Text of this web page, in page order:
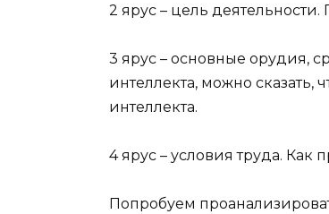
2 ярус – цель
3 ярус – основные орудия,
интеллекта, можно сказать,
интеллекта.
4 ярус – условия труда. Как
Попробуем